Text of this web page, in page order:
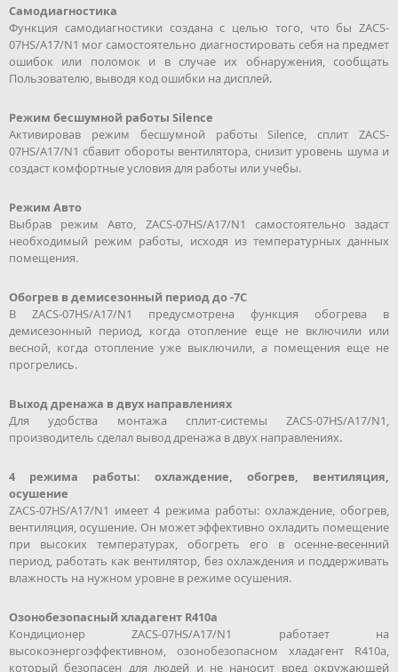
Самодиагностика
Функция самодиагностики создана с целью того, что бы ZACS-
07HS/A17/N1 мог самостоятельно диагностировать себя на предмет
ошибок или поломок и в случае их обнаружения, сообщать
Пользователю, выводя код ошибки на дисплей.
Режим бесшумной работы Silence
Активировав режим бесшумной работы Silence, сплит ZACS-
07HS/A17/N1 сбавит обороты вентилятора, снизит уровень шума и
создаст комфортные условия для работы или учебы.
Режим Авто
Выбрав режим Авто, ZACS-07HS/A17/N1 самостоятельно задаст
необходимый режим работы, исходя из температурных данных
помещения.
Обогрев в демисезонный период до -7С
В ZACS-07HS/A17/N1 предусмотрена функция обогрева в
демисезонный период, когда отопление еще не включили или
весной, когда отопление уже выключили, а помещения еще не
прогрелись.
Выход дренажа в двух направлениях
Для удобства монтажа сплит-системы ZACS-07HS/A17/N1,
производитель сделал вывод дренажа в двух направлениях.
4 режима работы: охлаждение, обогрев, вентиляция,
осушение
ZACS-07HS/A17/N1 имеет 4 режима работы: охлаждение, обогрев,
вентиляция, осушение. Он может эффективно охладить помещение
при высоких температурах, обогреть его в осенне-весенний
период, работать как вентилятор, без охлаждения и поддерживать
влажность на нужном уровне в режиме осушения.
Озонобезопасный хладагент R410a
Кондиционер ZACS-07HS/A17/N1 работает на
высокоэнергоэффективном, озонобезопасном хладагент R410a,
который безопасен для людей и не наносит вред окружающей